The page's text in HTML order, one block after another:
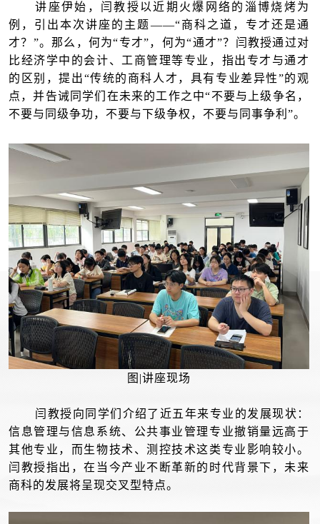
讲座伊始，闫教授以近期火爆网络的淄博烧烤为
例，引出本次讲座的主题——“商科之道，专才还是通
才？”。那么，何为“专才”，何为“通才”？闫教授通过对
比经济学中的会计、工商管理等专业，指出专才与通才
的区别，提出“传统的商科人才，具有专业差异性”的观
点，并告诫同学们在未来的工作之中“不要与上级争名，
不要与同级争功，不要与下级争权，不要与同事争利”。
图|讲座现场
闫教授向同学们介绍了近五年来专业的发展现状：
信息管理与信息系统、公共事业管理专业撤销量远高于
其他专业，而生物技术、测控技术这类专业影响较小。
闫教授指出，在当今产业不断革新的时代背景下，未来
商科的发展将呈现交叉型特点。